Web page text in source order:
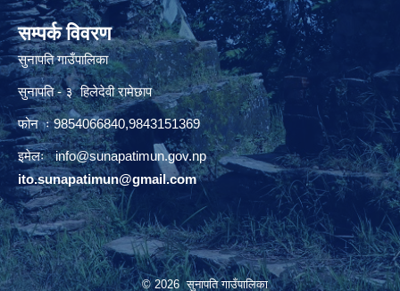
सम्पर्क विवरण
सुनापति गाउँपालिका
सुनापति - ३ हिलेदेवी रामेछाप
फोन ः 9854066840,9843151369
इमेलः info@sunapatimun.gov.np
ito.sunapatimun@gmail.com
© 2026 सुनापति गाउँपालिका